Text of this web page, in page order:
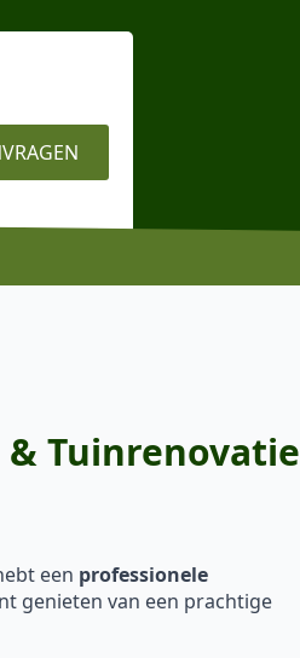
Tuinrenovatie
een professionele
genieten van een prachtige